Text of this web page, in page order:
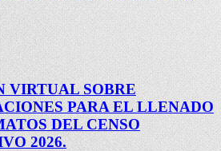
VIRTUAL SOBRE
PARA EL LLENADO
DEL CENSO
2026.